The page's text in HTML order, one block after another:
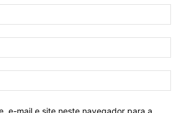
e-mail e site neste navegador para a